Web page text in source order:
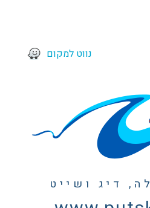
נווט למקום
דיג ושייט